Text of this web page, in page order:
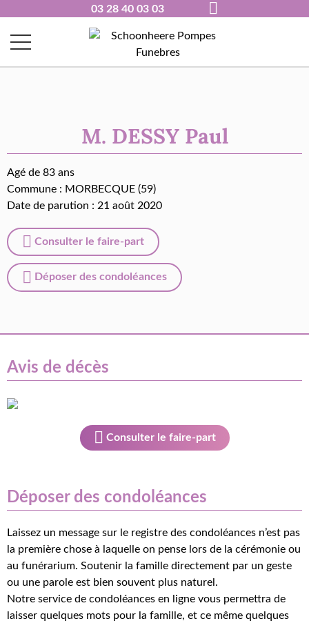
03 28 40 03 03
M. DESSY Paul
Agé de 83 ans
Commune : MORBECQUE (59)
Date de parution : 21 août 2020
Consulter le faire-part
Déposer des condoléances
Avis de décès
Consulter le faire-part
Déposer des condoléances
Laissez un message sur le registre des condoléances n’est pas
la première chose à laquelle on pense lors de la cérémonie ou
au funérarium. Soutenir la famille directement par un geste
ou une parole est bien souvent plus naturel.
Notre service de condoléances en ligne vous permettra de
laisser quelques mots pour la famille, et ce même quelques